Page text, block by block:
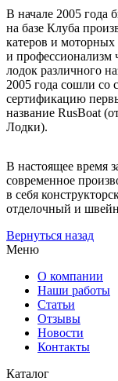
В начале 2005 года
на базе Клуба
катеров и
и профессионализм
лодок различного
2005 года сошли со
сертификацию
название RusBoat
Лодки).
В настоящее время
современное
в себя
отделочный и
Вернуться назад
Меню
О компании
Наши работы
Статьи
Отзывы
Новости
Контакты
Каталог